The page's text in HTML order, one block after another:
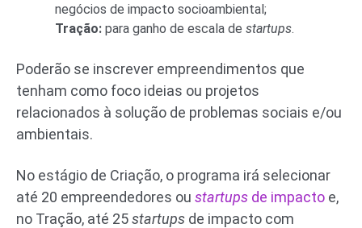
negócios de impacto socioambiental;
Tração: para ganho de escala de startups.
Poderão se inscrever empreendimentos que
tenham como foco ideias ou projetos
relacionados à solução de problemas sociais e/ou
ambientais.
No estágio de Criação, o programa irá selecionar
até 20 empreendedores ou startups de impacto e,
no Tração, até 25startups de impacto com